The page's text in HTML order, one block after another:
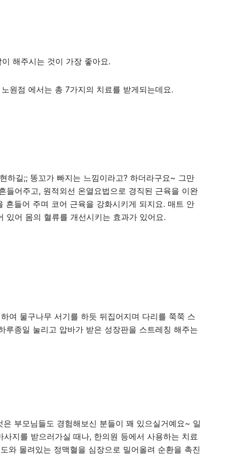
해주시는 것이 가장 좋아요.
원점 에서는 총 7가지의 치료를 받게되는데요.
하길;; 똥꼬가 빠지는 느낌이라고? 하더라구요~ 그만
들어주고, 원적외선 온열요법으로 경직된 근육을 이완
흔들어 주며 코어 근육을 강화시키게 되지요. 매트 안
있어 몸의 혈류를 개선시키는 효과가 있어요.
여 물구나무 서기를 하듯 뒤집어지며 다리를 쭉쭉 스
루종일 눌리고 압바가 받은 성장판을 스트레칭 해주는
은 부모님들도 경험해보신 분들이 꽤 있으실거예요~ 일
사지를 받으러가실 때나, 한의원 등에서 사용하는 치료
와 몰려있는 정맥혈을 심장으로 밀어올려 순환을 촉진